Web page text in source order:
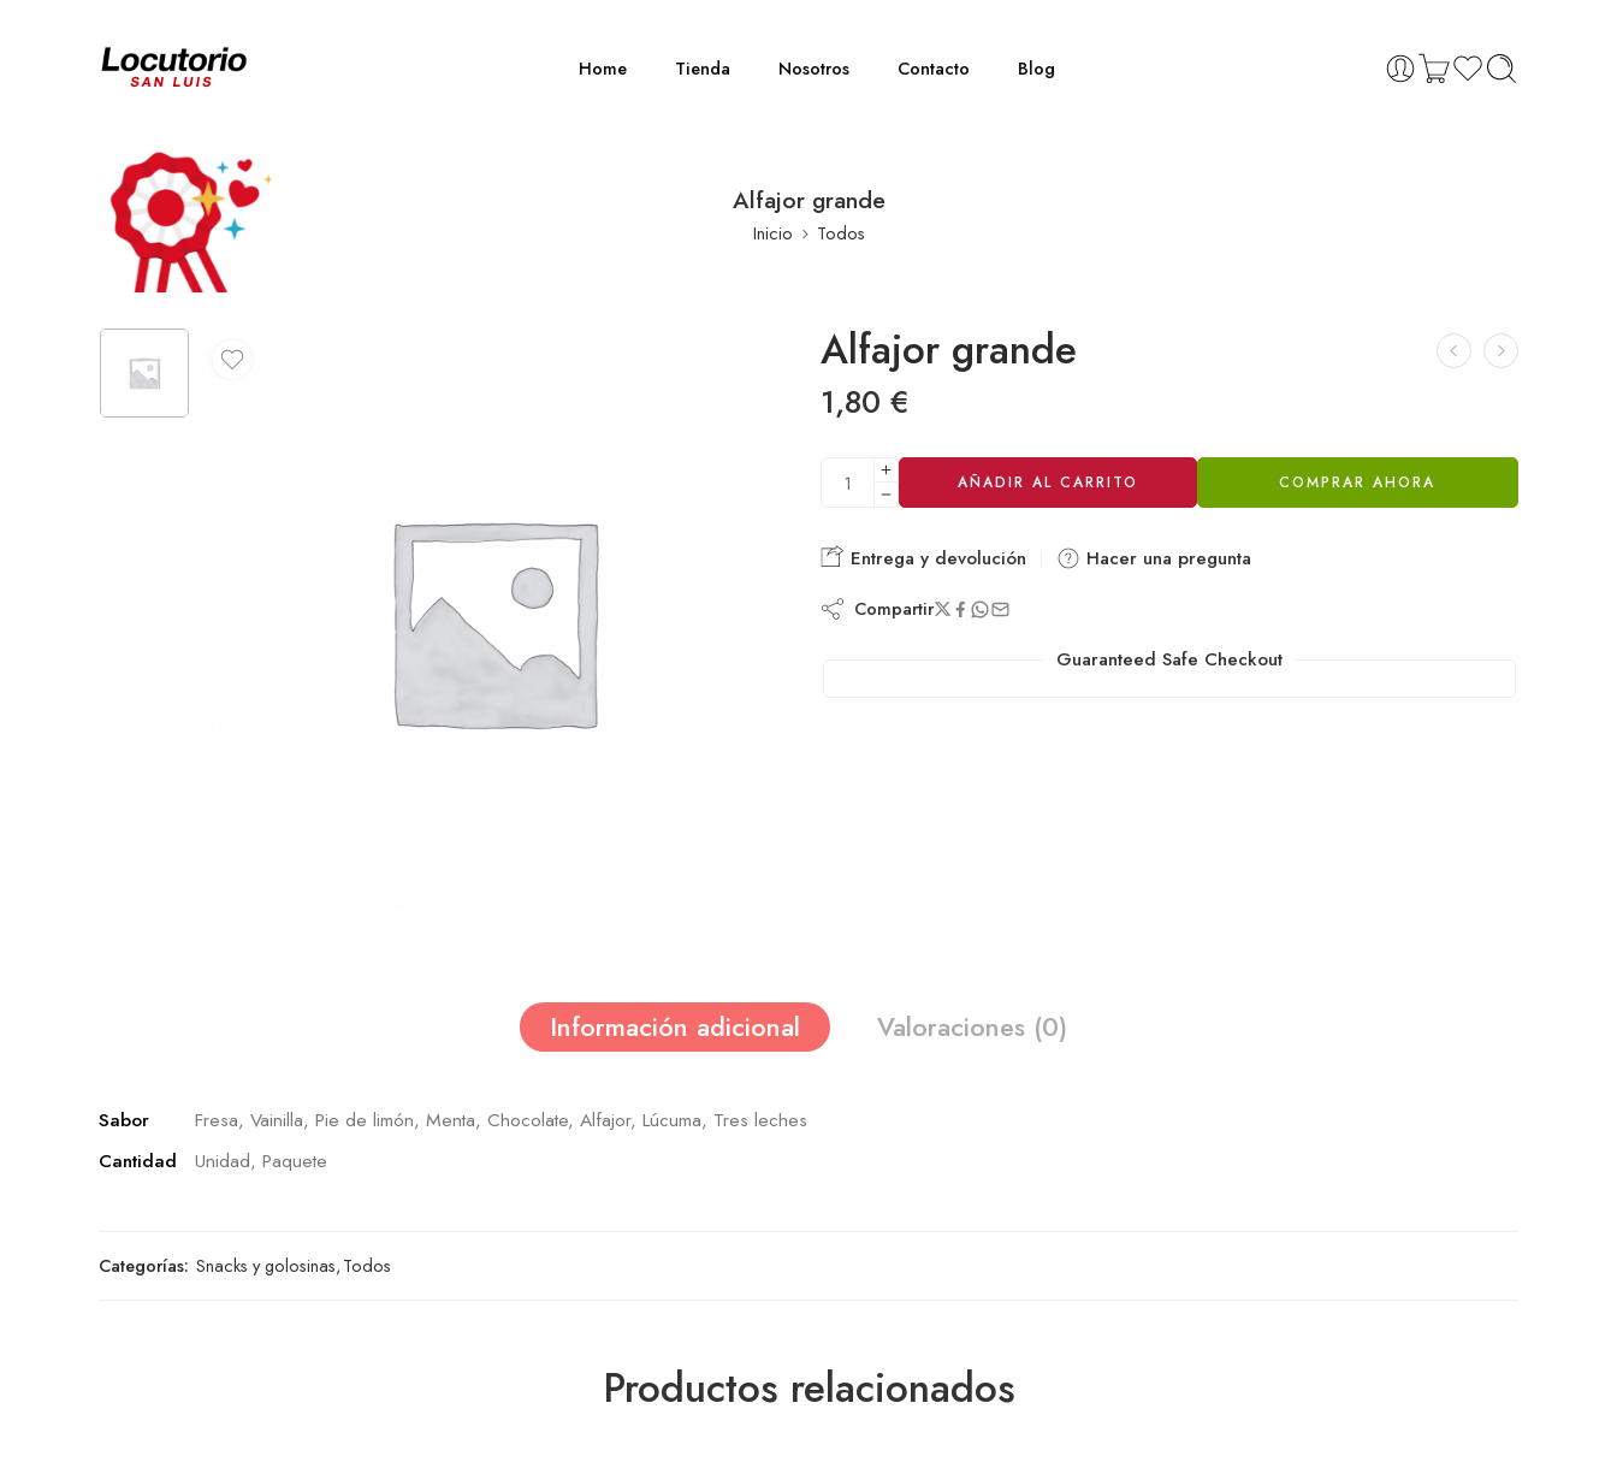
Home Tienda Nosotros Contacto Blog
Alfajor grande
Inicio Todos
Alfajor grande
1,80 €
AÑADIR AL CARRITO COMPRAR AHORA
Alternative:
Entrega y devolución Hacer una pregunta
Compartir
Guaranteed Safe Checkout
Información adicional Valoraciones (0)
Sabor
Fresa, Vainilla, Pie de limón, Menta, Chocolate, Alfajor, Lúcuma, Tres leches
Cantidad
Unidad, Paquete
Categorías: Snacks y golosinas,Todos
Productos relacionados